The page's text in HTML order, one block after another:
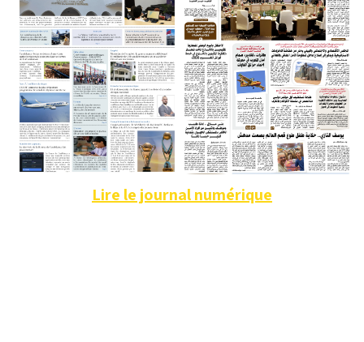
Lire le journal numérique